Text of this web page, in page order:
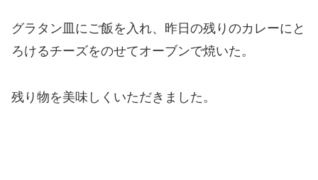
グラタン皿にご飯を入れ、昨日の残りのカレーにと
ろけるチーズをのせてオーブンで焼いた。
残り物を美味しくいただきました。